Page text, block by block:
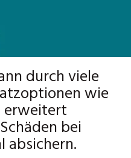
durch viele
wie
erweitert
bei
absichern.